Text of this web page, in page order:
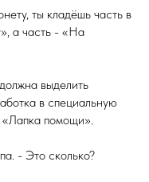
ты кладёшь часть в
а часть - «На
выделить
в специальную
«Лапка помощи».
- Это сколько?